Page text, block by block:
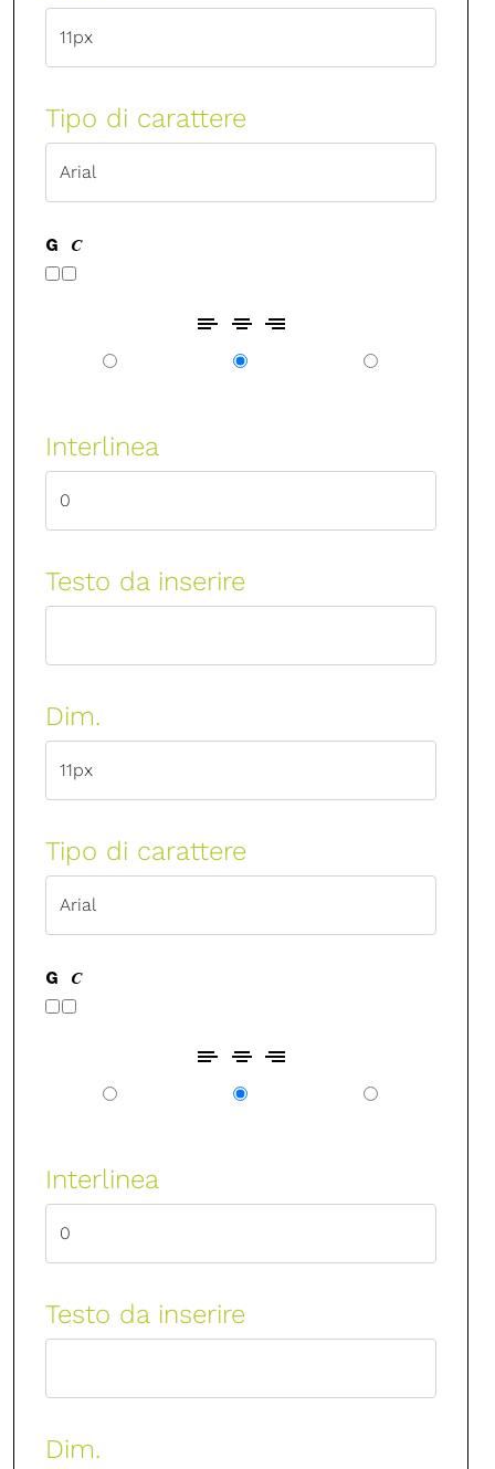
Tipo di carattere
Interlinea
Testo da inserire
Dim.
Tipo di carattere
Interlinea
Testo da inserire
Dim.